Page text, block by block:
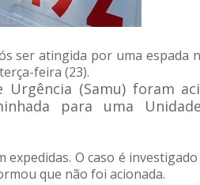
ser atingida por uma espada
feira (23).
(Samu) foram
para uma
O caso é
que não foi acionada.